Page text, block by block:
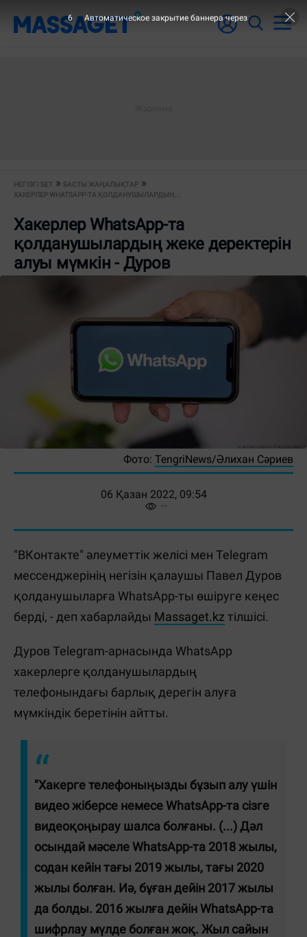
НЕГІЗГІ БЕТ
БАСТЫ ЖАҢАЛЫҚТАР
ХАКЕРЛЕР WHATSAPP-ТA ҚОЛДАНУШЫЛАРДЫҢ...
Хакерлер WhatsApp-тa
қолданушылардың жеке деректерін
алуы мүмкін - Дуров
Фото: TengriNews/Әлихан Сәриев
06 Қазан 2022, 09:54
"ВКонтакте" әлеуметтік желісі мен Telegram
мессенджерінің негізін қалаушы Павел Дуров
қолданушыларға WhatsApp-ты өшіруге кеңес
берді, - деп хабарлайды Massaget.kz тілшісі.
Дуров Telegram-арнасында WhatsApp
хакерлерге қолданушылардың
телефонындағы барлық дерегін алуға
мүмкіндік беретінін айтты.
"Хакерге телефоныңызды бұзып алу үшін
видео жіберсе немесе WhatsApp-та сізге
видеоқоңырау шалса болғаны. (...) Дәл
осындай мәселе WhatsApp-та 2018 жылы,
содан кейін тағы 2019 жылы, тағы 2020
жылы болған. Иә, бұған дейін 2017 жылы
да болды. 2016 жылға дейін WhatsApp-та
шифрлау мүлде болған жоқ. Жыл сайын
6 Автоматическое закрытие баннера через